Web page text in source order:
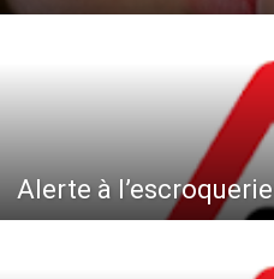
Alerte à l’escroquerie